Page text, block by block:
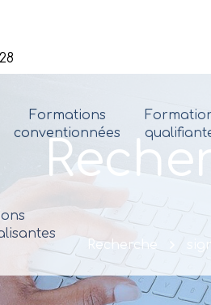
Formations
conventionnées
Recherche